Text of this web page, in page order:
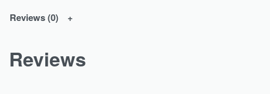
Reviews (0)
Reviews